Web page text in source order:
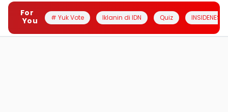
For
You
# Yuk Vote Iklanin di IDN Quiz INSIDENESIA